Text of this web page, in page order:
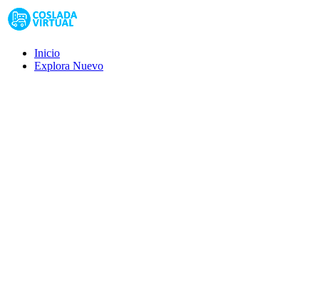
Inicio
Explora Nuevo